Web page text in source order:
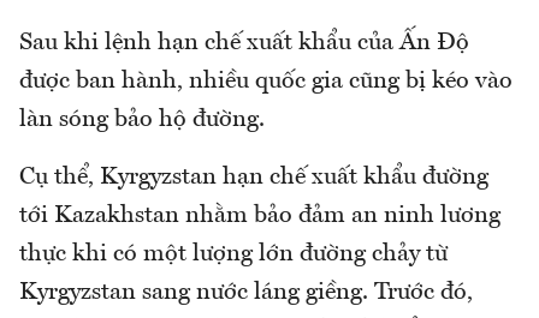
Sau khi lệnh hạn chế xuất khẩu của Ấn Độ
được ban hành, nhiều quốc gia cũng bị kéo vào
làn sóng bảo hộ đường.
Cụ thể, Kyrgyzstan hạn chế xuất khẩu đường
tới Kazakhstan nhằm bảo đảm an ninh lương
thực khi có một lượng lớn đường chảy từ
Kyrgyzstan sang nước láng giềng. Trước đó,